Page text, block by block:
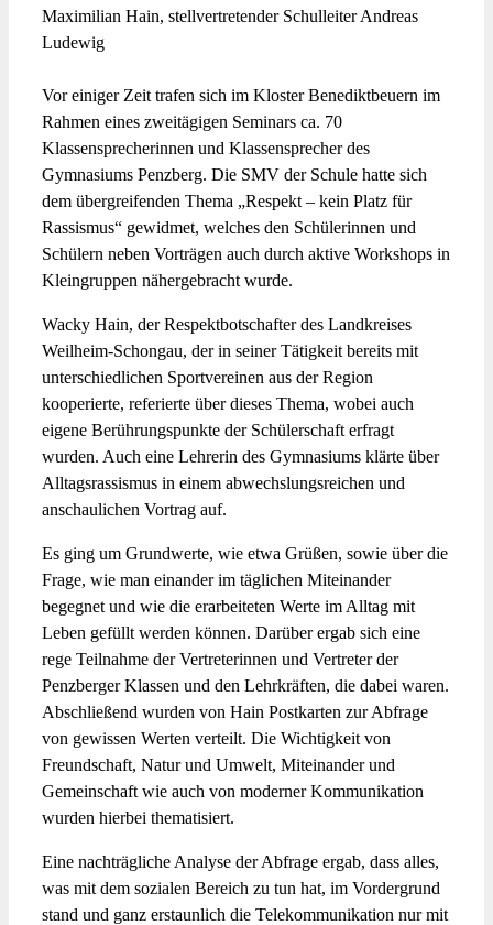
Maximilian Hain, stellvertretender Schulleiter Andreas
Ludewig
Vor einiger Zeit trafen sich im Kloster Benediktbeuern im
Rahmen eines zweitägigen Seminars ca. 70
Klassensprecherinnen und Klassensprecher des
Gymnasiums Penzberg. Die SMV der Schule hatte sich
dem übergreifenden Thema „Respekt – kein Platz für
Rassismus“ gewidmet, welches den Schülerinnen und
Schülern neben Vorträgen auch durch aktive Workshops in
Kleingruppen nähergebracht wurde.
Wacky Hain, der Respektbotschafter des Landkreises
Weilheim-Schongau, der in seiner Tätigkeit bereits mit
unterschiedlichen Sportvereinen aus der Region
kooperierte, referierte über dieses Thema, wobei auch
eigene Berührungspunkte der Schülerschaft erfragt
wurden. Auch eine Lehrerin des Gymnasiums klärte über
Alltagsrassismus in einem abwechslungsreichen und
anschaulichen Vortrag auf.
Es ging um Grundwerte, wie etwa Grüßen, sowie über die
Frage, wie man einander im täglichen Miteinander
begegnet und wie die erarbeiteten Werte im Alltag mit
Leben gefüllt werden können. Darüber ergab sich eine
rege Teilnahme der Vertreterinnen und Vertreter der
Penzberger Klassen und den Lehrkräften, die dabei waren.
Abschließend wurden von Hain Postkarten zur Abfrage
von gewissen Werten verteilt. Die Wichtigkeit von
Freundschaft, Natur und Umwelt, Miteinander und
Gemeinschaft wie auch von moderner Kommunikation
wurden hierbei thematisiert.
Eine nachträgliche Analyse der Abfrage ergab, dass alles,
was mit dem sozialen Bereich zu tun hat, im Vordergrund
stand und ganz erstaunlich die Telekommunikation nur mit